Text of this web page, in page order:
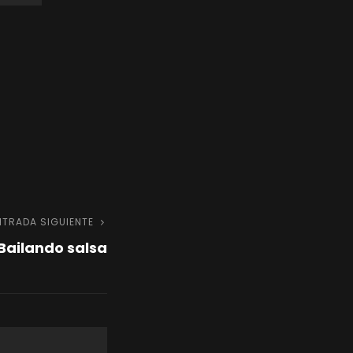
SIGUIENTE
salsa